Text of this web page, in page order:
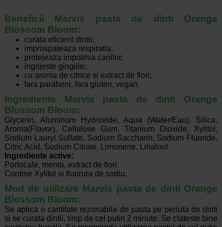
Beneficii Marvis pasta de dinti Orange
Blossom Bloom:
curata eficient dintii;
improspateaza respiratia;
protejeaza impotriva cariilor;
ingrijeste gingiile;
cu aroma de citrice si extract de flori;
fara parabeni, fara gluten, vegan.
Ingrediente Marvis pasta de dinti Orange
Blossom Bloom:
Glycerin, Aluminum Hydroxide, Aqua (Water/Eau), Silica,
Aroma(Flavor), Cellulose Gum, Titanium Dioxide, Xylitol,
Sodium Lauryl Sulfate, Sodium Saccharin, Sodium Fluoride,
Citric Acid, Sodium Citrate, Limonene, Linalool.
Ingrediente active:
Portocale, menta, extract de flori.
Contine Xylitol si fluorura de sodiu.
Mod de utilizare Marvis pasta de dinti Orange
Blossom Bloom:
Se aplica o cantitate rezonabila de pasta pe periuta de dinti
si se curata dintii, timp de cel putin 2 minute. Se clateste bine